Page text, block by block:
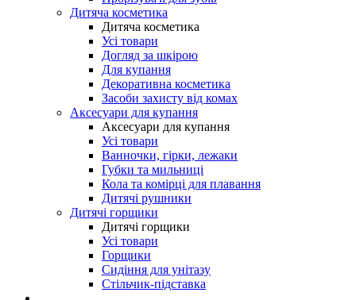
Дитяча косметика
Дитяча косметика
Усі товари
Догляд за шкірою
Для купання
Декоративна косметика
Засоби захисту від комах
Аксесуари для купання
Аксесуари для купання
Усі товари
Ванночки, гірки, лежаки
Губки та мильниці
Кола та комірці для плавання
Дитячі рушники
Дитячі горщики
Дитячі горщики
Усі товари
Горщики
Сидіння для унітазу
Стільчик-підставка